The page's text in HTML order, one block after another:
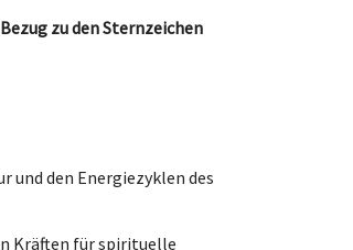
zu den Sternzeichen
den Energiezyklen des
Kräften für spirituelle